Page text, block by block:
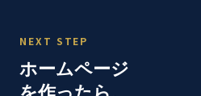
NEXT STEP
ホームページ